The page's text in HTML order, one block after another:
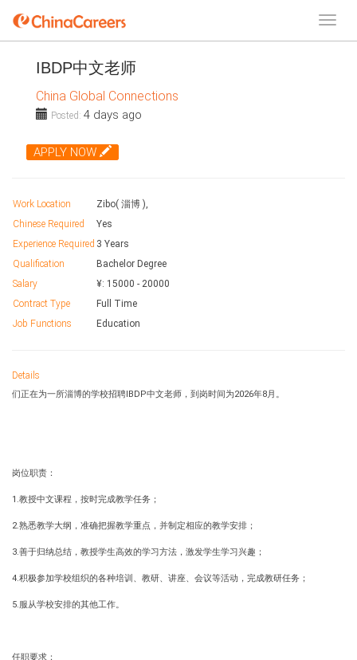
IBDP中文老师
China Global Connections
Posted: 4 days ago
APPLY NOW
Work Location
Zibo( 淄博 ),
Chinese Required
Yes
Experience Required 3 Years
Qualification
Bachelor Degree
Salary
¥: 15000 - 20000
Contract Type
Full Time
Job Functions
Education
Details
们正在为一所淄博的学校招聘IBDP中文老师，到岗时间为2026年8月。
岗位职责：
1.教授中文课程，按时完成教学任务；
2.熟悉教学大纲，准确把握教学重点，并制定相应的教学安排；
3.善于归纳总结，教授学生高效的学习方法，激发学生学习兴趣；
4.积极参加学校组织的各种培训、教研、讲座、会议等活动，完成教研任务；
5.服从学校安排的其他工作。
任职要求：